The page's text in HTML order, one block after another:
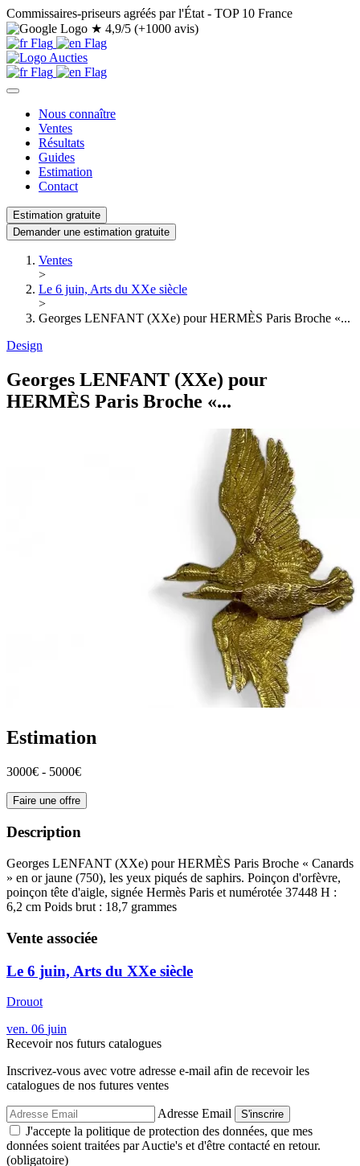
Commissaires-priseurs agréés par l'État - TOP 10 France
★ 4,9/5 (+1000 avis)
Nous connaître
Ventes
Résultats
Guides
Estimation
Contact
Estimation gratuite
Demander une estimation gratuite
Ventes
>
Le 6 juin, Arts du XXe siècle
>
Georges LENFANT (XXe) pour HERMÈS Paris Broche «...
Design
Georges LENFANT (XXe) pour
HERMÈS Paris Broche «...
Estimation
3000€ - 5000€
Faire une offre
Description
Georges LENFANT (XXe) pour HERMÈS Paris Broche « Canards
» en or jaune (750), les yeux piqués de saphirs. Poinçon d'orfèvre,
poinçon tête d'aigle, signée Hermès Paris et numérotée 37448 H :
6,2 cm Poids brut : 18,7 grammes
Vente associée
Le 6 juin, Arts du XXe siècle
Drouot
ven. 06 juin
Recevoir nos futurs catalogues
Inscrivez-vous avec votre adresse e-mail afin de recevoir les
catalogues de nos futures ventes
Adresse Email S'inscrire
J'accepte la politique de protection des données, que mes
données soient traitées par Auctie's et d'être contacté en retour.
(obligatoire)